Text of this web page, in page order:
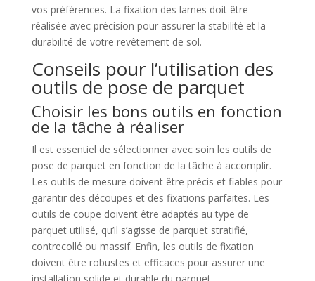
vos préférences. La fixation des lames doit être
réalisée avec précision pour assurer la stabilité et la
durabilité de votre revêtement de sol.
Conseils pour l’utilisation des
outils de pose de parquet
Choisir les bons outils en fonction
de la tâche à réaliser
Il est essentiel de sélectionner avec soin les outils de
pose de parquet en fonction de la tâche à accomplir.
Les outils de mesure doivent être précis et fiables pour
garantir des découpes et des fixations parfaites. Les
outils de coupe doivent être adaptés au type de
parquet utilisé, qu’il s’agisse de parquet stratifié,
contrecollé ou massif. Enfin, les outils de fixation
doivent être robustes et efficaces pour assurer une